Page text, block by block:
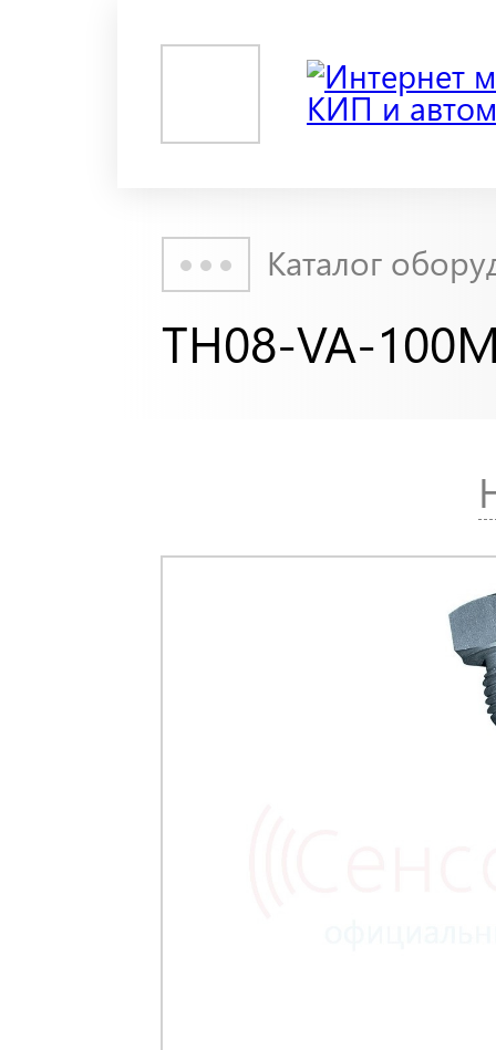
Каталог
TH08-VA-